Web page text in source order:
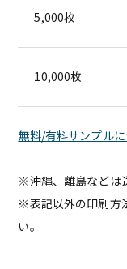
5,000枚
10,000枚
無料/有料サンプル
※沖縄、離島などは
※表記以外の印刷方
い。